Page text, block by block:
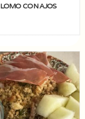
LOMO CON AJOS